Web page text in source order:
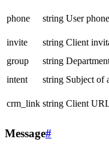
phone
string User
invite
string Client
group
string
intent
string Subject of
crm_link string Client
Message#